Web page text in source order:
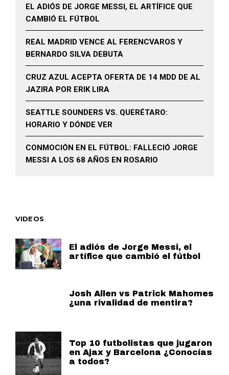
EL ADIÓS DE JORGE MESSI, EL ARTÍFICE QUE
CAMBIÓ EL FÚTBOL
REAL MADRID VENCE AL FERENCVAROS Y
BERNARDO SILVA DEBUTA
CRUZ AZUL ACEPTA OFERTA DE 14 MDD DE AL
JAZIRA POR ERIK LIRA
SEATTLE SOUNDERS VS. QUERÉTARO:
HORARIO Y DÓNDE VER
CONMOCIÓN EN EL FÚTBOL: FALLECIÓ JORGE
MESSI A LOS 68 AÑOS EN ROSARIO
VIDEOS
El adiós de Jorge Messi, el
artífice que cambió el fútbol
Josh Allen vs Patrick Mahomes
¿una rivalidad de mentira?
Top 10 futbolistas que jugaron
en Ajax y Barcelona ¿Conocías
a todos?